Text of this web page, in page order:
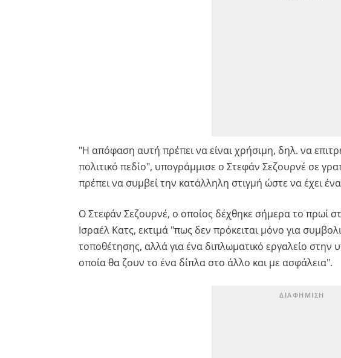
"Η απόφαση αυτή πρέπει να είναι χρήσιμη, δηλ. να
πολιτικό πεδίο", υπογράμμισε ο Στεφάν Σεζουρνέ σε
πρέπει να συμβεί την κατάλληλη στιγμή ώστε να έχει
Ο Στεφάν Σεζουρνέ, ο οποίος δέχθηκε σήμερα το πρωί
Ισραέλ Κατς, εκτιμά "πως δεν πρόκειται μόνο για
τοποθέτησης, αλλά για ένα διπλωματικό εργαλείο
οποία θα ζουν το ένα δίπλα στο άλλο και με ασφάλεια".